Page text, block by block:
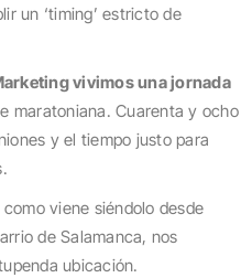
un ‘timing’ estricto de
vivimos una jornada
maratoniana. Cuarenta y ocho
y el tiempo justo para
viene siéndolo desde
de Salamanca, nos
ubicación.